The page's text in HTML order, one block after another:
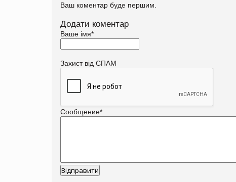
Ваш коментар буде першим.
Додати коментар
Ваше імя*
Захист від СПАМ
Сообщение*